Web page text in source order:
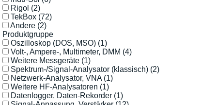
Rigol (2)
TekBox (72)
Andere (2)
Produktgruppe
Oszilloskop (DOS, MSO) (1)
Volt-, Ampere-, Multimeter, DMM (4)
Weitere Messgeräte (1)
Spektrum-/Signal-Analysator (klassisch) (2)
Netzwerk-Analysator, VNA (1)
Weitere HF-Analysatoren (1)
Datenlogger, Daten-Rekorder (1)